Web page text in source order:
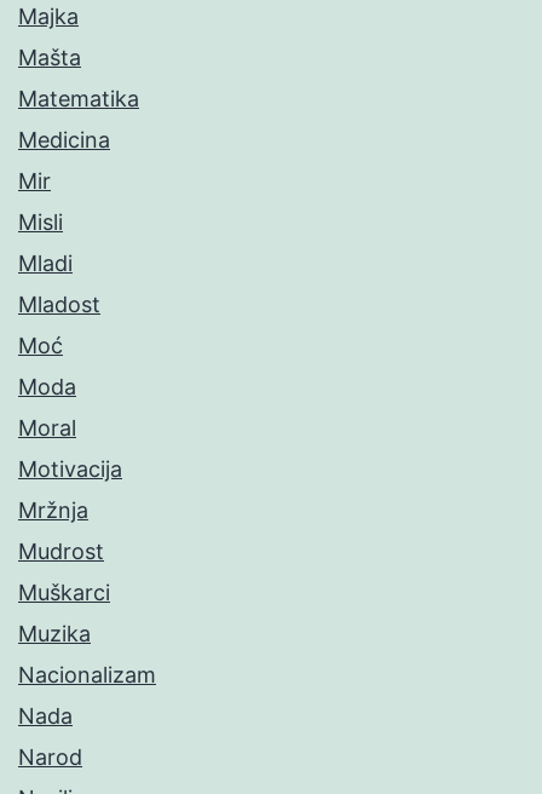
Majka
Mašta
Matematika
Medicina
Mir
Misli
Mladi
Mladost
Moć
Moda
Moral
Motivacija
Mržnja
Mudrost
Muškarci
Muzika
Nacionalizam
Nada
Narod